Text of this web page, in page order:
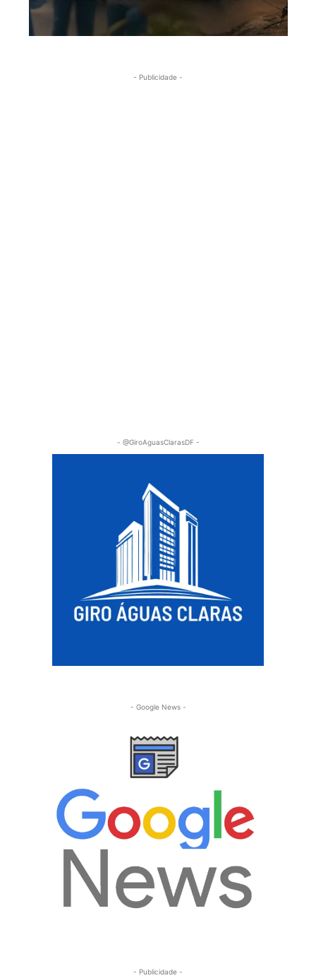
- Publicidade -
- @GiroAguasClarasDF -
- Google News -
- Publicidade -